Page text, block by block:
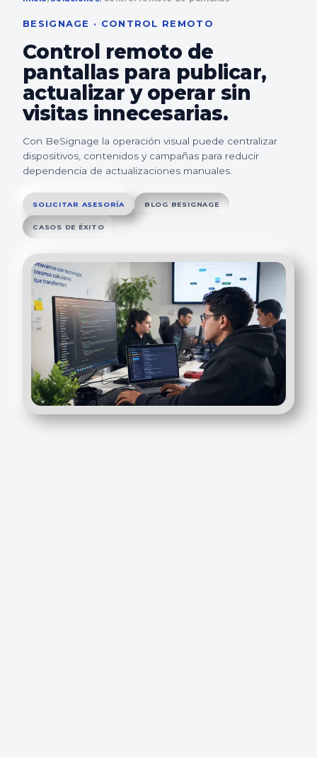
BESIGNAGE · CONTROL REMOTO
Control remoto de
pantallas para publicar,
actualizar y operar sin
visitas innecesarias.
Con BeSignage la operación visual puede centralizar
dispositivos, contenidos y campañas para reducir
dependencia de actualizaciones manuales.
SOLICITAR ASESORÍA BLOG BESIGNAGE
CASOS DE ÉXITO